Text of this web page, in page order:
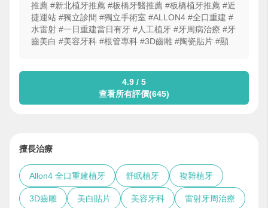
推薦 #新北植牙推薦 #板橋牙醫推薦 #板橋植牙推薦 #近
捷運站 #獨立診間 #獨立手術室 #ALLON4 #全口重建 #
水雷射 #一日重建當日有牙 #人工植牙 #牙周病治療 #牙
齒美白 #美容牙科 #根管專科 #3D齒雕 #陶瓷貼片 #顯
4.9 / 5
查看所有評價(645)
擅長治療
Allon4 全口重建植牙 舒眠植牙 複雜植牙
3D齒雕 美白貼片 美容牙科 雷射牙周治療